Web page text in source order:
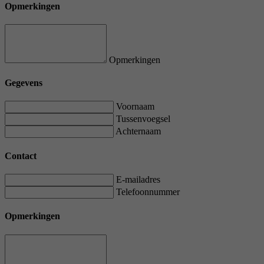
Opmerkingen
Opmerkingen
Gegevens
Voornaam
Tussenvoegsel
Achternaam
Contact
E-mailadres
Telefoonnummer
Opmerkingen